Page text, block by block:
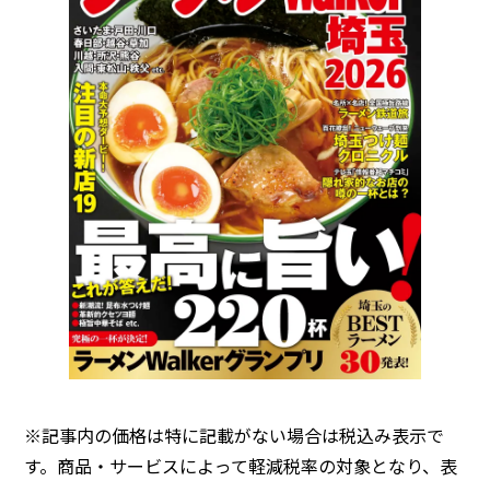
※記事内の価格は特に記載がない場合は税込み表示で
す。商品・サービスによって軽減税率の対象となり、表